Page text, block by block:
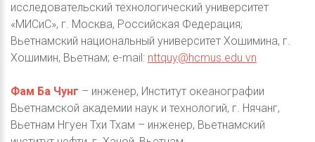
исследовательский технологический университет
«МИСиС», г. Москва, Российская Федерация;
Вьетнамский национальный университет Хошимина, г.
Хошимин, Вьетнам; e-mail: nttquy@hcmus.edu.vn
Фам Ба Чунг – инженер, Институт океанографии
Вьетнамской академии наук и технологий, г. Нячанг,
Вьетнам Нгуен Тхи Тхам – инженер, Вьетнамский